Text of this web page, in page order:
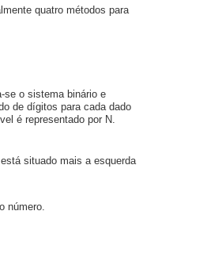
quatro métodos para
se o sistema binário e
de dígitos para cada dado
é representado por N.
situado mais a esquerda
número.